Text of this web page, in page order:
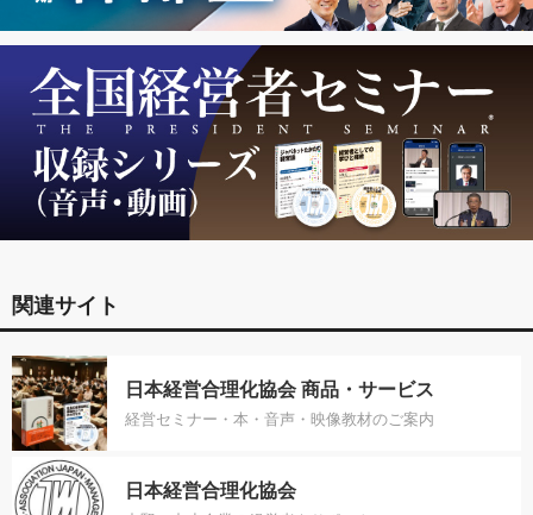
関連サイト
日本経営合理化協会 商品・サービス
経営セミナー・本・音声・映像教材のご案内
日本経営合理化協会